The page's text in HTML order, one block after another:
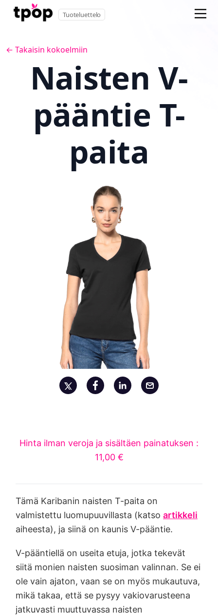
Tuoteluettelo
← Takaisin kokoelmiin
Naisten V-
pääntie T-
paita
Hinta ilman veroja ja sisältäen painatuksen :
11,00 €
Tämä Karibanin naisten T-paita on
valmistettu luomupuuvillasta (katso artikkeli
aiheesta), ja siinä on kaunis V-pääntie.
V-pääntiellä on useita etuja, jotka tekevät
siitä monien naisten suosiman valinnan. Se ei
ole vain ajaton, vaan se on myös mukautuva,
mikä takaa, että se pysyy vakiovarusteena
jatkuvasti muuttuvassa naisten